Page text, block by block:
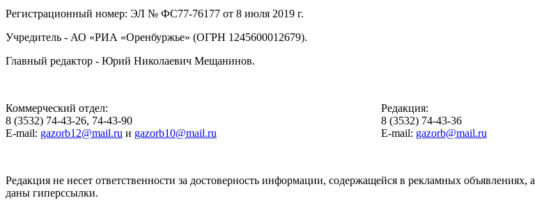
Регистрационный номер: ЭЛ № ФС77-76177 от 8 июля 2019 г.
Учредитель - АО «РИА «Оренбуржье» (ОГРН 1245600012679).
Главный редактор - Юрий Николаевич Мещанинов.
Коммерческий отдел:
8 (3532) 74-43-26, 74-43-90
E-mail: gazorb12@mail.ru и gazorb10@mail.ru
Редакция:
8 (3532) 74-43-36
E-mail: gazorb@mail.ru
Редакция не несет ответственности за достоверность информации, содержащейся в рекламных объявлениях,
даны гиперссылки.